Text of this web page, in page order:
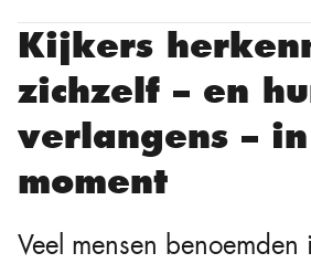
Kijkers
zichzelf – en
verlangens –
moment
Veel mensen